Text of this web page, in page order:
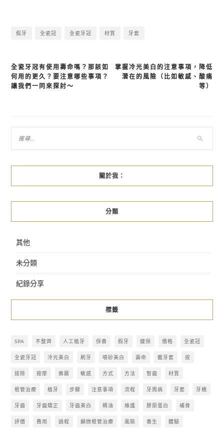
假牙 全瓷冠 全瓷牙冠 材質 牙套
文
章
掌握冷光美白的注意事項，降低
潛在的風險（比如敏感、酸痛
等）
全瓷牙冠有使用壽命嗎？那該如
何用的更久？要注意哪些事項？
讓我們一同來探討～
關於我：
分類
其他
未分類
紀錄分享
標籤
SPA 不整齊 人工植牙 保養 假牙 健保 價格 全瓷冠
全瓷牙冠 冷光美白 刷牙 噴砂美白 壽命 戴牙套 拔
拔除 按摩 推薦 敏感 方式 方法 智齒 材質
根管治療 植牙 步驟 注意事項 流程 牙周病 牙套 牙橋
牙齒 牙齒矯正 牙齒美白 精油 維護 膠原蛋白 補骨
評價 費用 過程 顯微根管治療 風險 養生 體驗